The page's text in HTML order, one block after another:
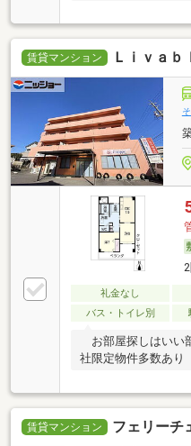
賃貸マンション Ｌｉｖａ
礼金なし
バス・トイレ別
お部屋探しはい
社限定物件多数あ
賃貸マンション フェリーチ